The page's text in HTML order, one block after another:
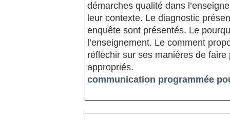
démarches qualité dans
leur contexte. Le diagnostic
enquête sont présentés. Le
l’enseignement. Le comment
réfléchir sur ses manières de
appropriés.
communication programmée